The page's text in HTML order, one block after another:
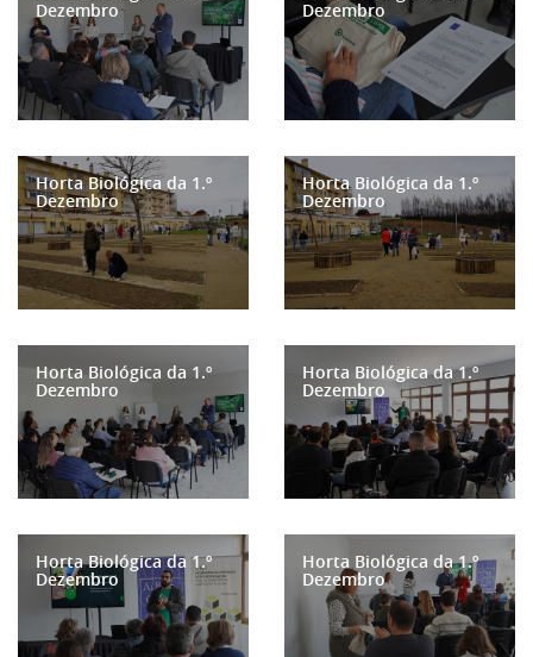
Dezembro Dezembro
Horta Biológica da 1.º
Dezembro
Horta Biológica da 1.º
Dezembro
Horta Biológica da 1.º
Dezembro
Horta Biológica da 1.º
Dezembro
Horta Biológica da 1.º
Dezembro
Horta Biológica da 1.º
Dezembro